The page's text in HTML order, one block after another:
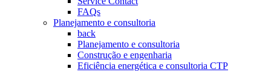
FAQs
Planejamento e consultoria
back
Planejamento e consultoria
Construção e engenharia
Eficiência energética e consultoria CTP